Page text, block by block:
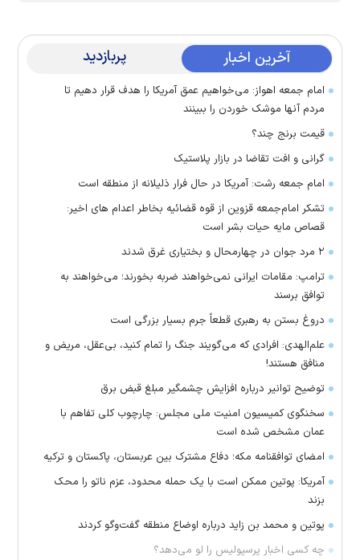
آخرین اخبار پربازدید
امام جمعه اهواز: می‌خواهیم عمق آمریکا را هدف قرار دهیم تا
مردم آنها موشک خوردن را ببینند
قیمت برنج چند؟
گرانی و افت تقاضا در بازار پلاستیک
امام جمعه رشت: آمریکا در حال فرار ذلیلانه از منطقه است
تشکر امام‌جمعه قزوین از قوه قضائیه بخاطر اعدام های اخیر:
قصاص مایه حیات بشر است
۲ مرد جوان در چهارمحال و بختیاری غرق شدند
ترامپ: مقامات ایرانی نمی‌خواهند ضربه بخورند؛ می‌خواهند به
توافق برسند
دروغ بستن به رهبری قطعاً جرم بسیار بزرگی است
علم‌الهدی: افرادی که می‌گویند جنگ را تمام کنید، بی‌عقل، مریض و
منافق هستند!
توضیح توانیر درباره افزایش چشمگیر مبلغ قبض برق
سخنگوی کمیسیون امنیت ملی مجلس: چارچوب کلی تفاهم با
عمان مشخص شده است
امضای توافقنامه مکه؛ دفاع مشترک بین عربستان، پاکستان و ترکیه
آمریکا: پوتین ممکن است با یک حمله محدود، عزم ناتو را محک
بزند
پوتین و محمد بن زاید درباره اوضاع منطقه گفت‌وگو کردند
چه کسی اخبار پرسپولیس را لو می‌دهد؟